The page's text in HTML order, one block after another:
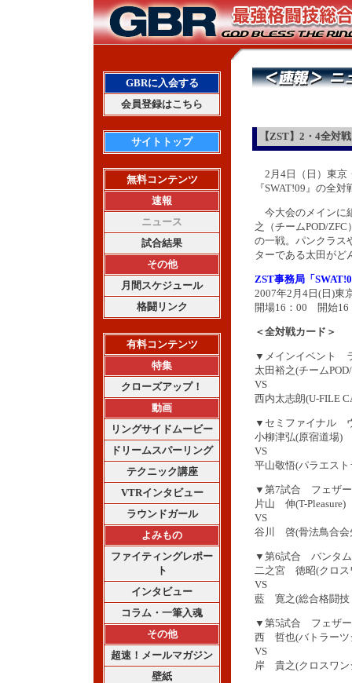
GBRに入会する
会員登録はこちら
サイトトップ
無料コンテンツ
速報
ニュース
試合結果
その他
月間スケジュール
格闘リンク
有料コンテンツ
特集
クローズアップ！
動画
リングサイドムービー
ドリームスパーリング
テクニック講座
VTRインタビュー
ラウンドガール
よみもの
ファイティングレポー
ト
インタビュー
コラム・一筆入魂
その他
超速！メールマガジン
壁紙
【ZST】2・4全対
2月4日（日）東京
『SWAT!09』の全
今大会のメインに
之（チームPOD/
の一戦。パンクラス
ターである太田がど
ZST事務局「
2007年2月4日(日)東
開場16：00 開始16
＜全対戦カード＞
▼メインイベント
太田裕之(チーム
VS
西内太志朗(U-FILE
▼セミファイナル
小柳津弘(原宿道場)
VS
平山敬悟(パラエス
▼第7試合 フェザー
片山 伸(T-Pleasure)
VS
谷川 啓(骨法鳥合会
▼第6試合 バンタム
二之宮 徳昭(クロス
VS
藍 寛之(総合格闘技
▼第5試合 フェザー
西 哲也(バトラーツ
VS
岸 貴之(クロスワン